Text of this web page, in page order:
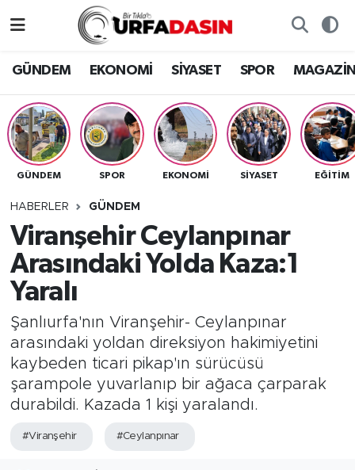
GÜNDEM EKONOMİ SİYASET SPOR
GÜNDEM SPOR EKONOMİ SİYASET EĞITIM
HABERLER GÜNDEM
Viranşehir Ceylanpınar
Arasındaki Yolda Kaza:1
Yaralı
Şanlıurfa'nın Viranşehir- Ceylanpınar
arasındaki yoldan direksiyon hakimiyetini
kaybeden ticari pikap'ın sürücüsü
şarampole yuvarlanıp bir ağaca çarparak
durabildi. Kazada 1 kişi yaralandı.
#Viranşehir #Ceylanpınar
EKONOMİ
SİYASET
SPOR
SAĞLIK
TEKNOLOJİ
OTOMOBİL
Gizlilik ve Güvenlik Politikası
İletişim
Nöbetçi Eczaneler
Hava Durumu
Namaz Vakitleri
Trafik Durumu
Süper Lig Puan Durumu ve Fikstür
Tüm Manşetler
Son Dakika Haberleri
Haber Arşivi